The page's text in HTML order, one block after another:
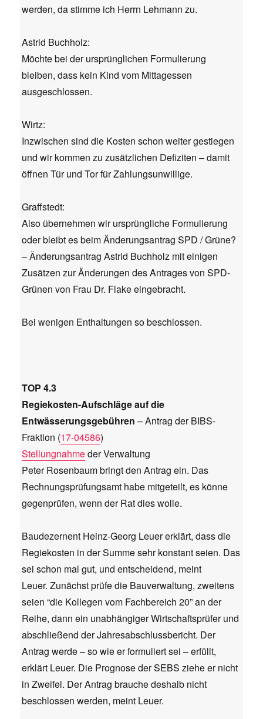
werden, da stimme ich Herrn Lehmann zu.
Astrid Buchholz:
Möchte bei der ursprünglichen Formulierung
bleiben, dass kein Kind vom Mittagessen
ausgeschlossen.
Wirtz:
Inzwischen sind die Kosten schon weiter gestiegen
und wir kommen zu zusätzlichen Defiziten – damit
öffnen Tür und Tor für Zahlungsunwillige.
Graffstedt:
Also übernehmen wir ursprüngliche Formulierung
oder bleibt es beim Änderungsantrag SPD / Grüne?
– Änderungsantrag Astrid Buchholz mit einigen
Zusätzen zur Änderungen des Antrages von SPD-
Grünen von Frau Dr. Flake eingebracht.
Bei wenigen Enthaltungen so beschlossen.
TOP 4.3
Regiekosten-Aufschläge auf die
Entwässerungsgebühren – Antrag der BIBS-
Fraktion (17-04586)
Stellungnahmeder Verwaltung
Peter Rosenbaum bringt den Antrag ein. Das
Rechnungsprüfungsamt habe mitgeteilt, es könne
gegenprüfen, wenn der Rat dies wolle.
Baudezernent Heinz-Georg Leuer erklärt, dass die
Regiekosten in der Summe sehr konstant seien. Das
sei schon mal gut, und entscheidend, meint
Leuer. Zunächst prüfe die Bauverwaltung, zweitens
seien “die Kollegen vom Fachbereich 20” an der
Reihe, dann ein unabhängiger Wirtschaftsprüfer und
abschließend der Jahresabschlussbericht. Der
Antrag werde – so wie er formuliert sei – erfüllt,
erklärt Leuer. Die Prognose der SEBS ziehe er nicht
in Zweifel. Der Antrag brauche deshalb nicht
beschlossen werden, meint Leuer.